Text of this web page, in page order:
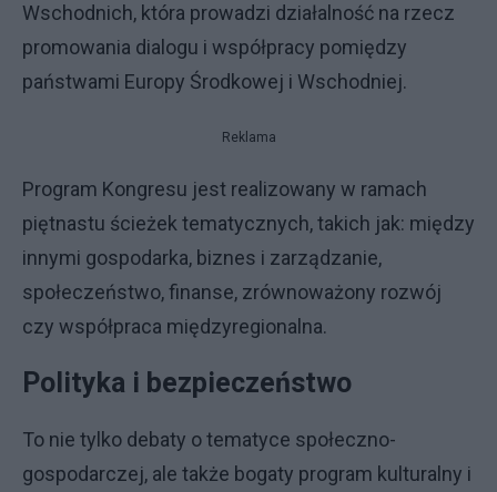
Wschodnich, która prowadzi działalność na rzecz
promowania dialogu i współpracy pomiędzy
państwami Europy Środkowej i Wschodniej.
Reklama
Program Kongresu jest realizowany w ramach
piętnastu ścieżek tematycznych, takich jak: między
innymi gospodarka, biznes i zarządzanie,
społeczeństwo, finanse, zrównoważony rozwój
czy współpraca międzyregionalna.
Polityka i bezpieczeństwo
To nie tylko debaty o tematyce społeczno-
gospodarczej, ale także bogaty program kulturalny i